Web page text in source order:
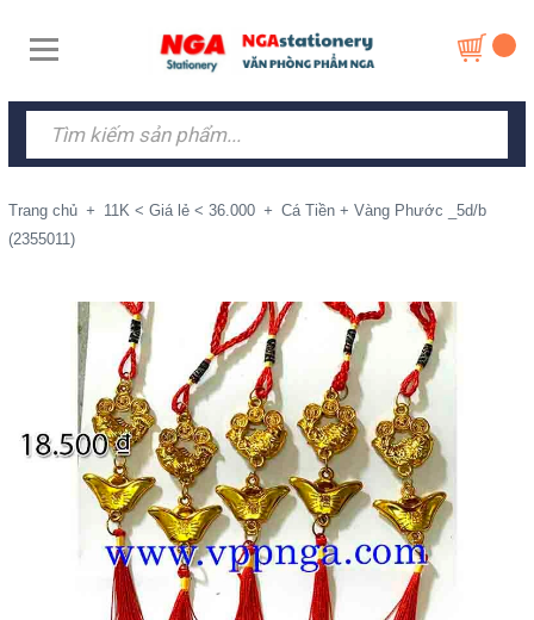
Trang chủ + 11K < Giá lẻ < 36.000 + Cá Tiền + Vàng Phước _5d/b
(2355011)